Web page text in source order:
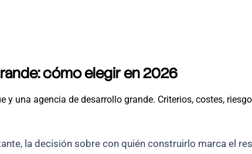
cómo elegir en 2026
una agencia de desarrollo grande. Criterios, costes,
la decisión sobre con quién construirlo marca el